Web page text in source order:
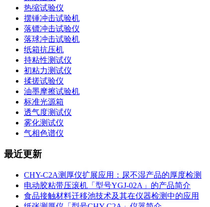
热缩试验仪
摆锤冲击试验机
落镖冲击试验仪
落球冲击试验机
纸箱抗压机
持粘性测试仪
初粘力测试仪
揉搓试验仪
油墨摩擦试验机
标准光源箱
透气度测试仪
雾化测试仪
气相色谱仪
最近更新
CHY-C2A测厚仪扩展应用：尿不湿产品的厚度检测
电动胶粘带压滚机「型号YGJ-02A」的产品简介
食品接触材料迁移池技术及其在仪器检测中的应用